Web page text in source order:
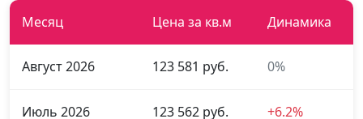
Месяц Цена за кв.м Динамика
Август 2026 123 581 руб. 0%
Июль 2026 123 562 руб. +6.2%